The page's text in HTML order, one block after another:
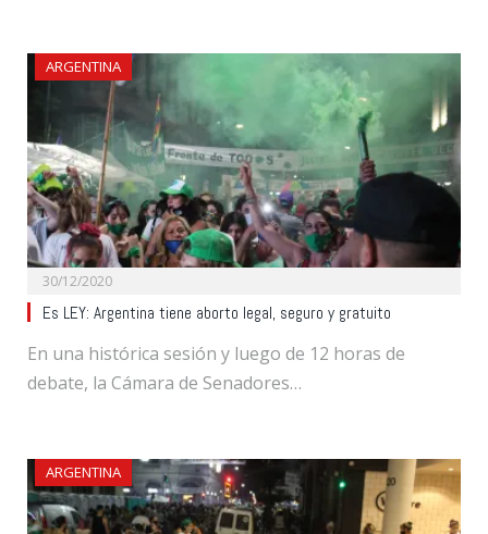
ARGENTINA
30/12/2020
Es LEY: Argentina tiene aborto legal, seguro y gratuito
En una histórica sesión y luego de 12 horas de
debate, la Cámara de Senadores…
ARGENTINA